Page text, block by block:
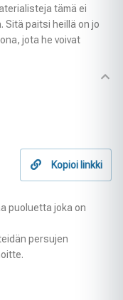
tämä ei
Sitä paitsi heillä on jo
jota he voivat
Kopioi linkki
puoluetta joka on
persujen